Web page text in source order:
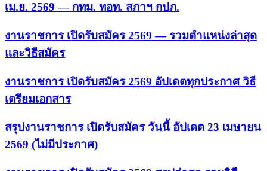
เม.ย. 2569 — กทม. ทอท. สภาฯ กปภ.
งานราชการ เปิดรับสมัคร 2569 — รวมตำแหน่งล่าสุด
และวิธีสมัคร
งานราชการ เปิดรับสมัคร 2569 อัปเดตทุกประกาศ วิธี
เตรียมเอกสาร
สรุปงานราชการ เปิดรับสมัคร วันนี้ อัปเดต 23 เมษายน
2569 (ไม่มีประกาศ)